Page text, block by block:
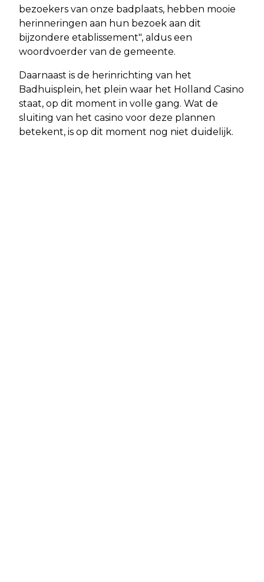
bezoekers van onze badplaats, hebben mooie
herinneringen aan hun bezoek aan dit
bijzondere etablissement", aldus een
woordvoerder van de gemeente.
Daarnaast is de herinrichting van het
Badhuisplein, het plein waar het Holland Casino
staat, op dit moment in volle gang. Wat de
sluiting van het casino voor deze plannen
betekent, is op dit moment nog niet duidelijk.